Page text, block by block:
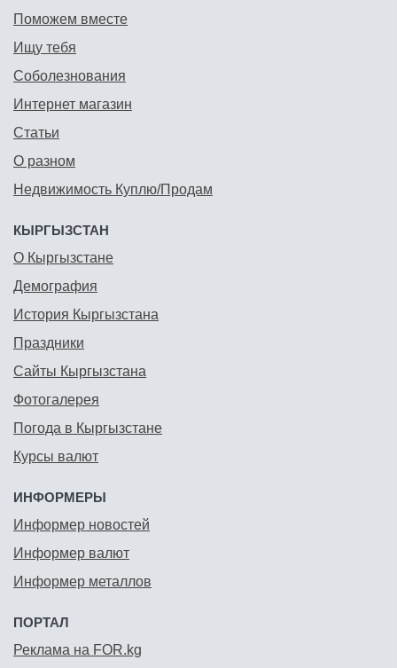
Поможем вместе
Ищу тебя
Соболезнования
Интернет магазин
Статьи
О разном
Недвижимость Куплю/Продам
КЫРГЫЗСТАН
О Кыргызстане
Демография
История Кыргызстана
Праздники
Сайты Кыргызстана
Фотогалерея
Погода в Кыргызстане
Курсы валют
ИНФОРМЕРЫ
Информер новостей
Информер валют
Информер металлов
ПОРТАЛ
Реклама на FOR.kg